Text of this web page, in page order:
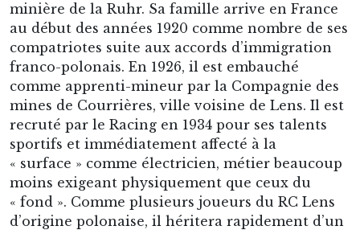
minière de la Ruhr. Sa famille arrive en France
au début des années 1920 comme nombre de ses
compatriotes suite aux accords d’immigration
franco-polonais. En 1926, il est embauché
comme apprenti-mineur par la Compagnie des
mines de Courrières, ville voisine de Lens. Il est
recruté par le Racing en 1934 pour ses talents
sportifs et immédiatement affecté à la
« surface » comme électricien, métier beaucoup
moins exigeant physiquement que ceux du
« fond ». Comme plusieurs joueurs du RC Lens
d’origine polonaise, il héritera rapidement d’un